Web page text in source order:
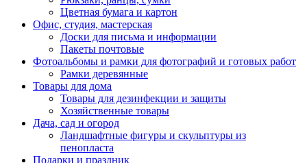
Цветная бумага и картон
Офис, студия, мастерская
Доски для письма и информации
Пакеты почтовые
Фотоальбомы и рамки для фотографий и готовых работ
Рамки деревянные
Товары для дома
Товары для дезинфекции и защиты
Хозяйственные товары
Дача, сад и огород
Ландшафтные фигуры и скульптуры из
пенопласта
Подарки и праздник